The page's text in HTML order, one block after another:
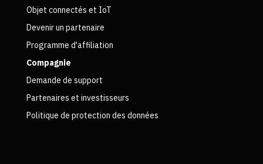
Objet connectés et IoT
Devenir un partenaire
Programme d'affiliation
Compagnie
Demande de support
Partenaires et investisseurs
Politique de protection des données